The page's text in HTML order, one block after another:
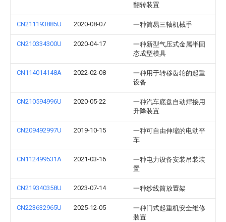
翻转装置
CN211193885U 2020-08-07 一种简易三轴机械手
CN210334300U 2020-04-17
一种新型气压式金属半固
态成型模具
CN114014148A 2022-02-08
一种用于转移齿轮的起重
设备
CN210594996U 2020-05-22
一种汽车底盘自动焊接用
升降装置
CN209492997U 2019-10-15
一种可自由伸缩的电动平
车
CN112499531A 2021-03-16
一种电力设备安装吊装装
置
CN219340358U 2023-07-14 一种纱线筒放置架
CN223632965U 2025-12-05
一种门式起重机安全维修
装置